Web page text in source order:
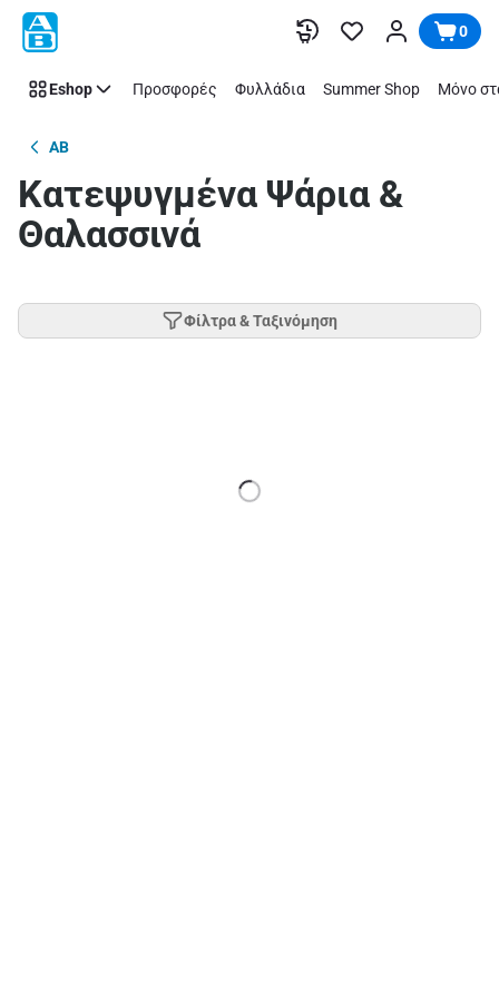
Παράλειψη 0
Eshop Προσφορές Φυλλάδια Summer Shop Μόνο
AB
Κατεψυγμένα Ψάρια &
Θαλασσινά
Φίλτρα & Ταξινόμηση